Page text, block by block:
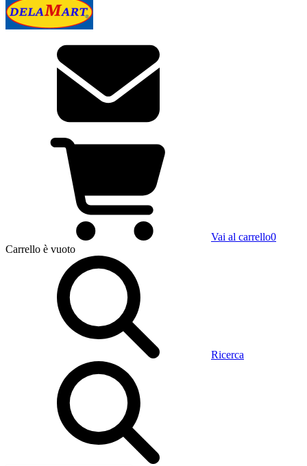
Vai al carrello0
Carrello è vuoto
Ricerca